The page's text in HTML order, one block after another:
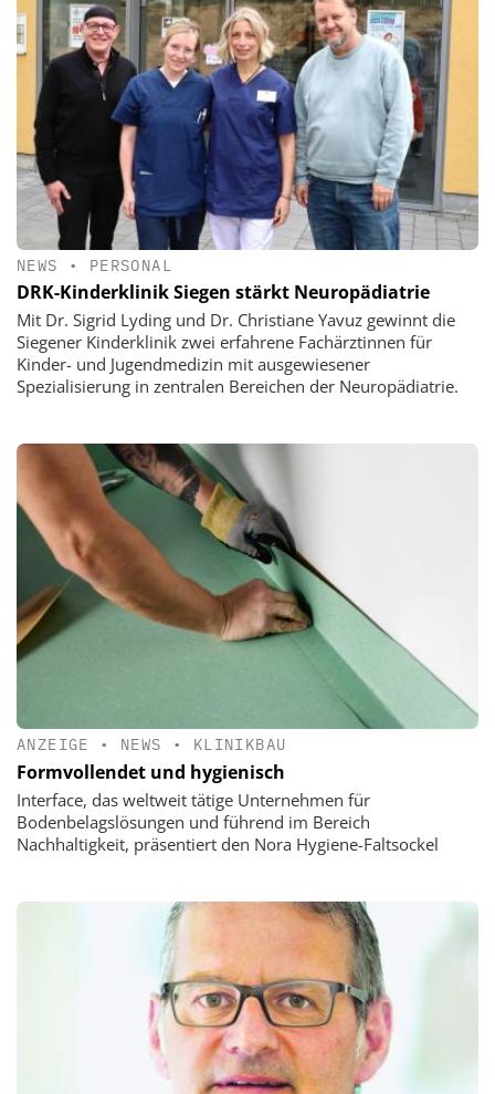
NEWS • PERSONAL
DRK-Kinderklinik Siegen stärkt Neuropädiatrie
Mit Dr. Sigrid Lyding und Dr. Christiane Yavuz gewinnt die
Siegener Kinderklinik zwei erfahrene Fachärztinnen für
Kinder- und Jugendmedizin mit ausgewiesener
Spezialisierung in zentralen Bereichen der Neuropädiatrie.
ANZEIGE • NEWS • KLINIKBAU
Formvollendet und hygienisch
Interface, das weltweit tätige Unternehmen für
Bodenbelagslösungen und führend im Bereich
Nachhaltigkeit, präsentiert den Nora Hygiene-Faltsockel